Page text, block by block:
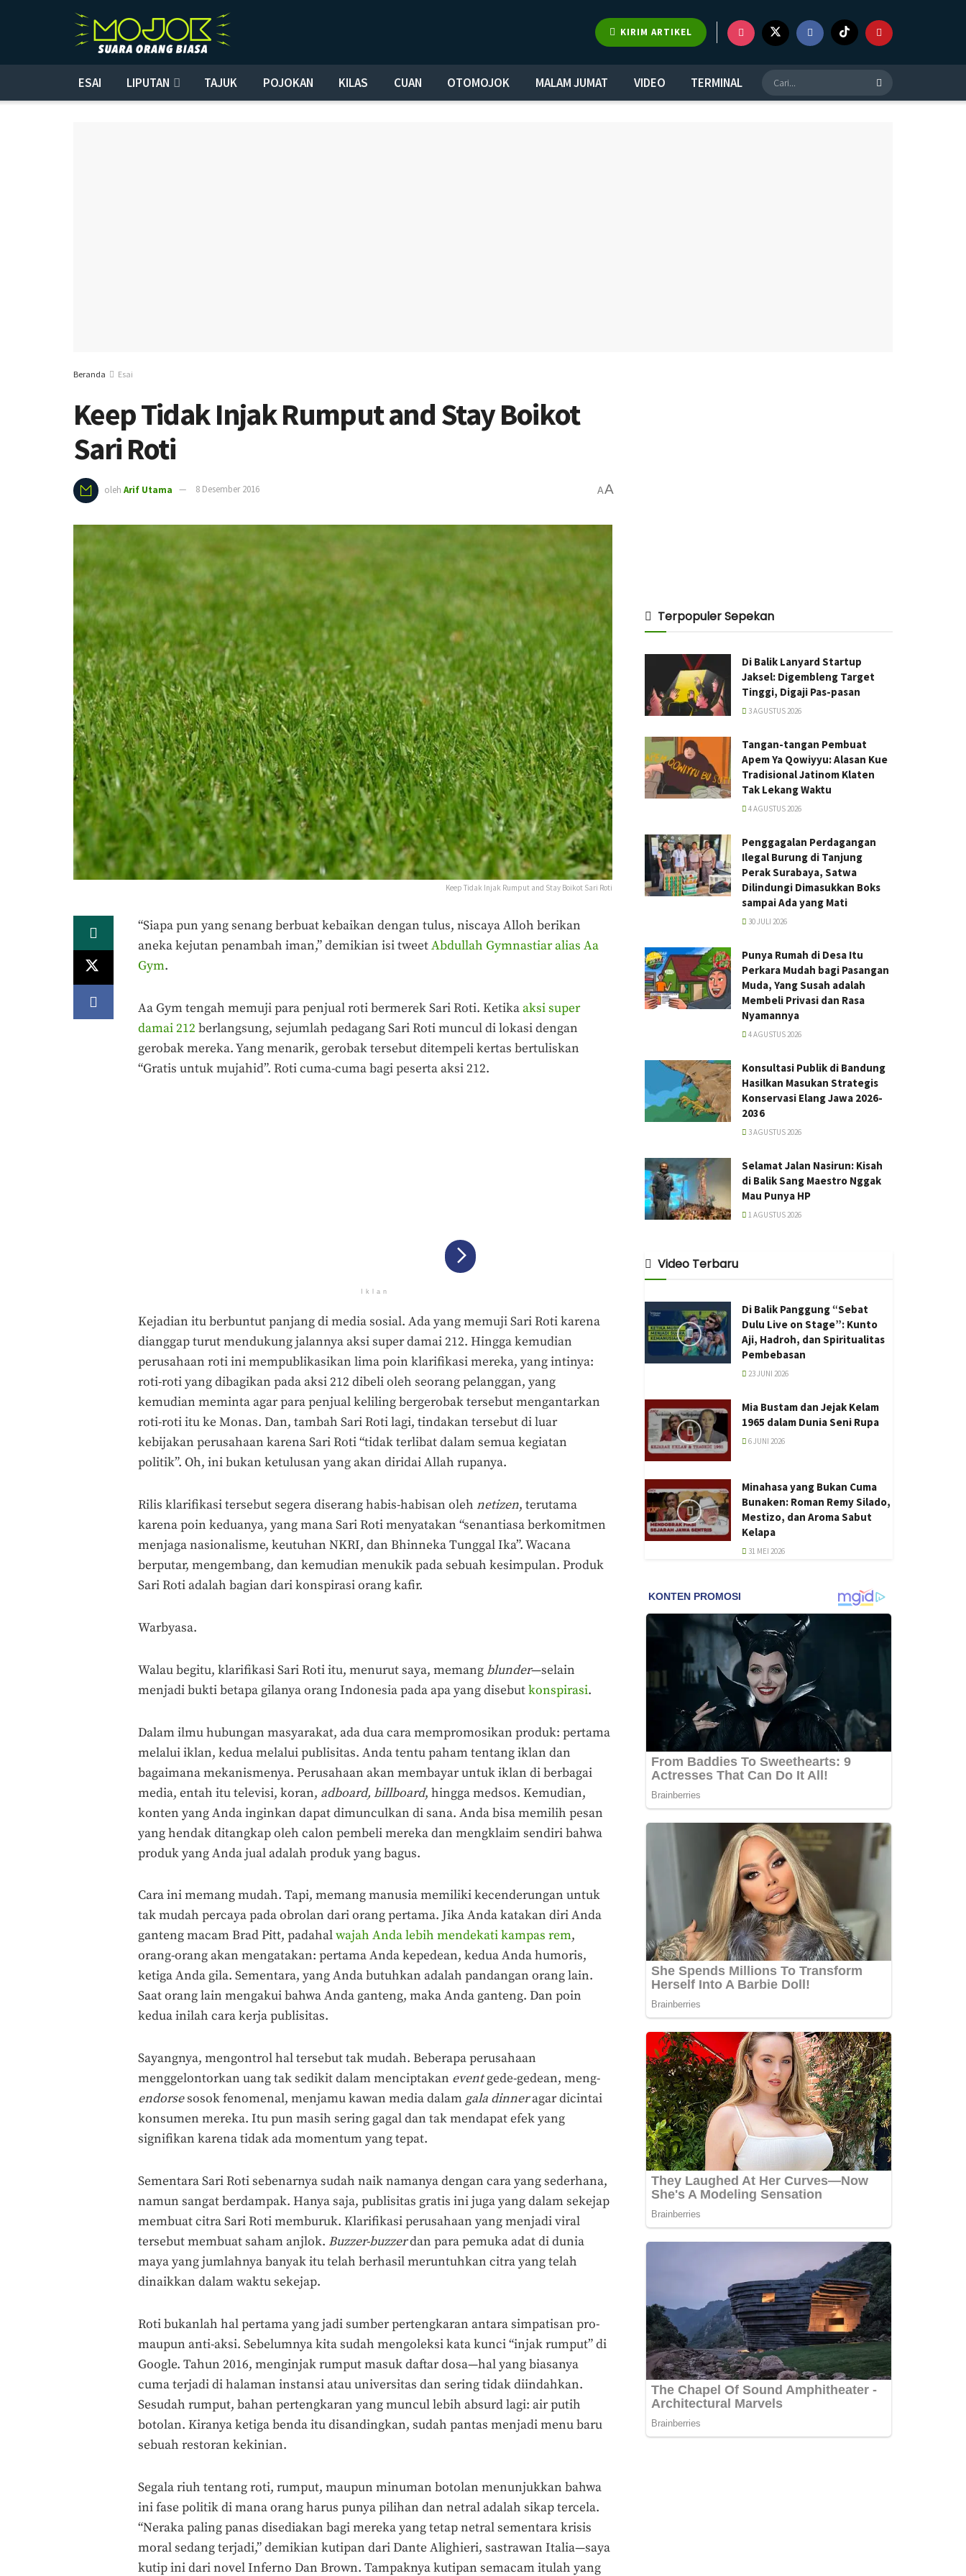
KIRIM ARTIKEL
ESAI LIPUTAN TAJUK POJOKAN KILAS CUAN OTOMOJOK MALAM JUMAT VIDEO TERMINAL
Beranda Esai
Keep Tidak Injak Rumput and Stay Boikot
Sari Roti
oleh Arif Utama 8 Desember 2016 AA
Keep Tidak Injak Rumput and Stay Boikot Sari Roti
“Siapa pun yang senang berbuat kebaikan dengan tulus, niscaya Alloh berikan
aneka kejutan penambah iman,” demikian isi tweetAbdullah Gymnastiar alias Aa
Gym.
Aa Gym tengah memuji para penjual roti bermerek Sari Roti. Ketikaaksi super
damai 212berlangsung, sejumlah pedagang Sari Roti muncul di lokasi dengan
gerobak mereka. Yang menarik, gerobak tersebut ditempeli kertas bertuliskan
“Gratis untuk mujahid”. Roti cuma-cuma bagi peserta aksi 212.
Iklan
Kejadian itu berbuntut panjang di media sosial. Ada yang memuji Sari Roti karena
dianggap turut mendukung jalannya aksi super damai 212. Hingga kemudian
perusahaan roti ini mempublikasikan lima poin klarifikasi mereka, yang intinya:
roti-roti yang dibagikan pada aksi 212 dibeli oleh seorang pelanggan, yang
kemudian meminta agar para penjual keliling bergerobak tersebut mengantarkan
roti-roti itu ke Monas. Dan, tambah Sari Roti lagi, tindakan tersebut di luar
kebijakan perusahaan karena Sari Roti “tidak terlibat dalam semua kegiatan
politik”. Oh, ini bukan ketulusan yang akan diridai Allah rupanya.
Rilis klarifikasi tersebut segera diserang habis-habisan oleh netizen, terutama
karena poin keduanya, yang mana Sari Roti menyatakan “senantiasa berkomitmen
menjaga nasionalisme, keutuhan NKRI, dan Bhinneka Tunggal Ika”. Wacana
berputar, mengembang, dan kemudian menukik pada sebuah kesimpulan. Produk
Sari Roti adalah bagian dari konspirasi orang kafir.
Warbyasa.
Walau begitu, klarifikasi Sari Roti itu, menurut saya, memangblunder—selain
menjadi bukti betapa gilanya orang Indonesia pada apa yang disebutkonspirasi.
Dalam ilmu hubungan masyarakat, ada dua cara mempromosikan produk: pertama
melalui iklan, kedua melalui publisitas. Anda tentu paham tentang iklan dan
bagaimana mekanismenya. Perusahaan akan membayar untuk iklan di berbagai
media, entah itu televisi, koran, adboard, billboard, hingga medsos. Kemudian,
konten yang Anda inginkan dapat dimunculkan di sana. Anda bisa memilih pesan
yang hendak ditangkap oleh calon pembeli mereka dan mengklaim sendiri bahwa
produk yang Anda jual adalah produk yang bagus.
Cara ini memang mudah. Tapi, memang manusia memiliki kecenderungan untuk
tak mudah percaya pada obrolan dari orang pertama. Jika Anda katakan diri Anda
ganteng macam Brad Pitt, padahalwajah Anda lebih mendekati kampas rem,
orang-orang akan mengatakan: pertama Anda kepedean, kedua Anda humoris,
ketiga Anda gila. Sementara, yang Anda butuhkan adalah pandangan orang lain.
Saat orang lain mengakui bahwa Anda ganteng, maka Anda ganteng. Dan poin
kedua inilah cara kerja publisitas.
Sayangnya, mengontrol hal tersebut tak mudah. Beberapa perusahaan
menggelontorkan uang tak sedikit dalam menciptakan eventgede-gedean, meng-
endorsesosok fenomenal, menjamu kawan media dalam gala dinneragar dicintai
konsumen mereka. Itu pun masih sering gagal dan tak mendapat efek yang
signifikan karena tidak ada momentum yang tepat.
Sementara Sari Roti sebenarnya sudah naik namanya dengan cara yang sederhana,
namun sangat berdampak. Hanya saja, publisitas gratis ini juga yang dalam sekejap
membuat citra Sari Roti memburuk. Klarifikasi perusahaan yang menjadi viral
tersebut membuat saham anjlok. Buzzer-buzzerdan para pemuka adat di dunia
maya yang jumlahnya banyak itu telah berhasil meruntuhkan citra yang telah
dinaikkan dalam waktu sekejap.
Roti bukanlah hal pertama yang jadi sumber pertengkaran antara simpatisan pro-
maupun anti-aksi. Sebelumnya kita sudah mengoleksi kata kunci “injak rumput” di
Google. Tahun 2016, menginjak rumput masuk daftar dosa—hal yang biasanya
cuma terjadi di halaman instansi atau universitas dan sering tidak diindahkan.
Sesudah rumput, bahan pertengkaran yang muncul lebih absurd lagi: air putih
botolan. Kiranya ketiga benda itu disandingkan, sudah pantas menjadi menu baru
sebuah restoran kekinian.
Segala riuh tentang roti, rumput, maupun minuman botolan menunjukkan bahwa
ini fase politik di mana orang harus punya pilihan dan netral adalah sikap tercela.
“Neraka paling panas disediakan bagi mereka yang tetap netral sementara krisis
moral sedang terjadi,” demikian kutipan dari Dante Alighieri, sastrawan Italia—saya
kutip ini dari novel Inferno Dan Brown. Tampaknya kutipan semacam itulah yang
Terpopuler Sepekan
Di Balik Lanyard Startup
Jaksel: Digembleng Target
Tinggi, Digaji Pas-pasan
3 AGUSTUS 2026
Tangan-tangan Pembuat
Apem Ya Qowiyyu: Alasan Kue
Tradisional Jatinom Klaten
Tak Lekang Waktu
4 AGUSTUS 2026
Penggagalan Perdagangan
Ilegal Burung di Tanjung
Perak Surabaya, Satwa
Dilindungi Dimasukkan Boks
sampai Ada yang Mati
30 JULI 2026
Punya Rumah di Desa Itu
Perkara Mudah bagi Pasangan
Muda, Yang Susah adalah
Membeli Privasi dan Rasa
Nyamannya
4 AGUSTUS 2026
Konsultasi Publik di Bandung
Hasilkan Masukan Strategis
Konservasi Elang Jawa 2026-
2036
3 AGUSTUS 2026
Selamat Jalan Nasirun: Kisah
di Balik Sang Maestro Nggak
Mau Punya HP
1 AGUSTUS 2026
Video Terbaru
Di Balik Panggung “Sebat
Dulu Live on Stage”: Kunto
Aji, Hadroh, dan Spiritualitas
Pembebasan
23 JUNI 2026
Mia Bustam dan Jejak Kelam
1965 dalam Dunia Seni Rupa
6 JUNI 2026
Minahasa yang Bukan Cuma
Bunaken: Roman Remy Silado,
Mestizo, dan Aroma Sabut
Kelapa
31 MEI 2026